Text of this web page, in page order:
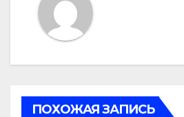
ПОХОЖАЯ ЗАПИСЬ